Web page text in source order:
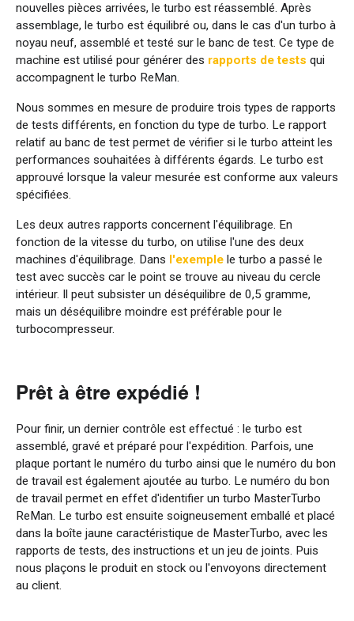
nouvelles pièces arrivées, le turbo est réassemblé. Après
assemblage, le turbo est équilibré ou, dans le cas d'un turbo à
noyau neuf, assemblé et testé sur le banc de test. Ce type de
machine est utilisé pour générer des rapports de tests qui
accompagnent le turbo ReMan.
Nous sommes en mesure de produire trois types de rapports
de tests différents, en fonction du type de turbo. Le rapport
relatif au banc de test permet de vérifier si le turbo atteint les
performances souhaitées à différents égards. Le turbo est
approuvé lorsque la valeur mesurée est conforme aux valeurs
spécifiées.
Les deux autres rapports concernent l'équilibrage. En
fonction de la vitesse du turbo, on utilise l'une des deux
machines d'équilibrage. Dans l'exemple le turbo a passé le
test avec succès car le point se trouve au niveau du cercle
intérieur. Il peut subsister un déséquilibre de 0,5 gramme,
mais un déséquilibre moindre est préférable pour le
turbocompresseur.
Prêt à être expédié !
Pour finir, un dernier contrôle est effectué : le turbo est
assemblé, gravé et préparé pour l'expédition. Parfois, une
plaque portant le numéro du turbo ainsi que le numéro du bon
de travail est également ajoutée au turbo. Le numéro du bon
de travail permet en effet d'identifier un turbo MasterTurbo
ReMan. Le turbo est ensuite soigneusement emballé et placé
dans la boîte jaune caractéristique de MasterTurbo, avec les
rapports de tests, des instructions et un jeu de joints. Puis
nous plaçons le produit en stock ou l'envoyons directement
au client.